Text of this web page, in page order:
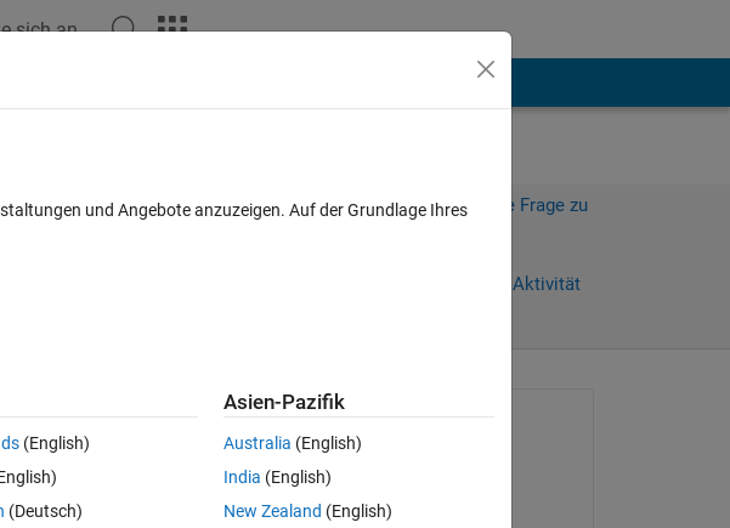
sich an
Melden Sie sich an, um diese Frage zu
Anmelden, um Aktivität
for a similar question,
Wail Boumchita
am 15 Jan. 2020
und Angebote anzuzeigen. Auf der Grundlage Ihres
(English)
(Deutsch)
Asien-Pazifik
Australia (English)
India (English)
New Zealand (English)